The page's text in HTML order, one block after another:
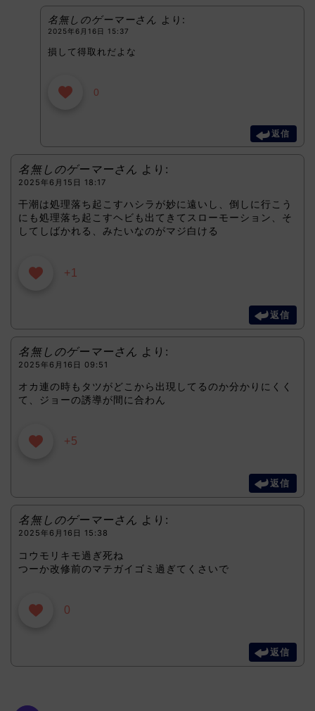
名無しのゲーマーさん より:
2025年6月16日 15:37
損して得取れだよな
0
返信
名無しのゲーマーさん より:
2025年6月15日 18:17
干潮は処理落ち起こすハシラが妙に遠いし、倒しに行こう
にも処理落ち起こすヘビも出てきてスローモーション、そ
してしばかれる、みたいなのがマジ白ける
+1
返信
名無しのゲーマーさん より:
2025年6月16日 09:51
オカ連の時もタツがどこから出現してるのか分かりにくく
て、ジョーの誘導が間に合わん
+5
返信
名無しのゲーマーさん より:
2025年6月16日 15:38
コウモリキモ過ぎ死ね
つーか改修前のマテガイゴミ過ぎてくさいで
0
返信